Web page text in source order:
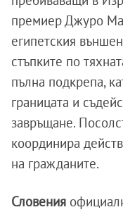
премиер Джуро
египетския
стъпките по
пълна подкрепа,
границата и
завръщане.
координира
на гражданите.
Словения